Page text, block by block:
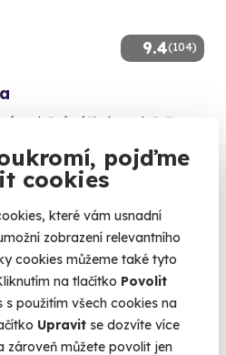
pojďme
cookies
které vám usnadní
zobrazení relevantního
cookies můžeme také tyto
na tlačítko Povolit
s použitím všech cookies na
Upravit se dozvíte více
zároveň můžete povolit jen
9.4(104)
vzdušný zážitek společně!